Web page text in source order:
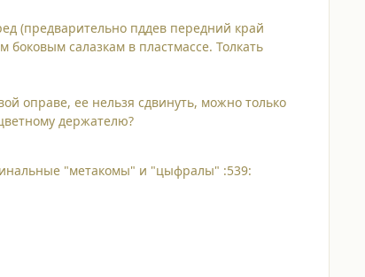
(предварительно пддев передний край
салазкам в пластмассе. Толкать
оправе, ее нельзя сдвинуть, можно только
держателю?
"метакомы" и "цыфралы" :539: